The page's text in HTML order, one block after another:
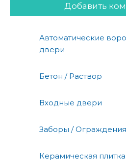
Добавить
Автоматические
двери
Бетон / Раствор
Входные двери
Заборы / Ограждения
Керамическая